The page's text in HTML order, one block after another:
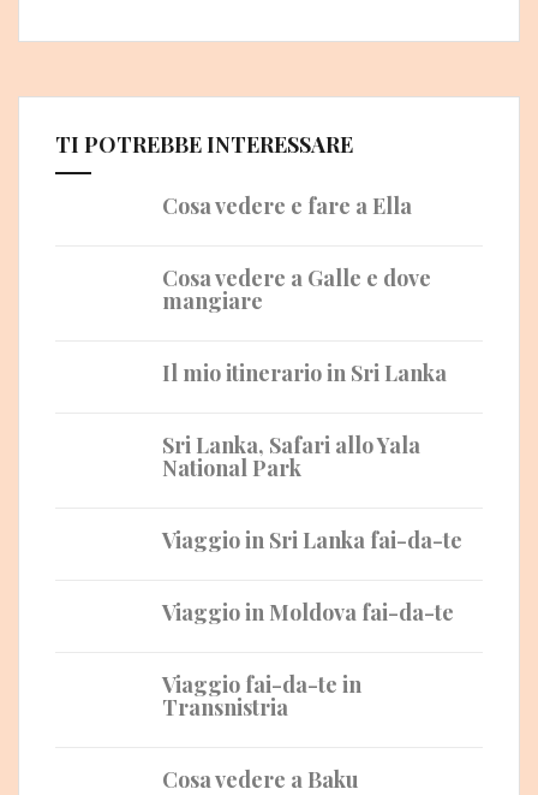
TI POTREBBE INTERESSARE
Cosa vedere e fare a Ella
Cosa vedere a Galle e dove
mangiare
Il mio itinerario in Sri Lanka
Sri Lanka, Safari allo Yala
National Park
Viaggio in Sri Lanka fai-da-te
Viaggio in Moldova fai-da-te
Viaggio fai-da-te in
Transnistria
Cosa vedere a Baku